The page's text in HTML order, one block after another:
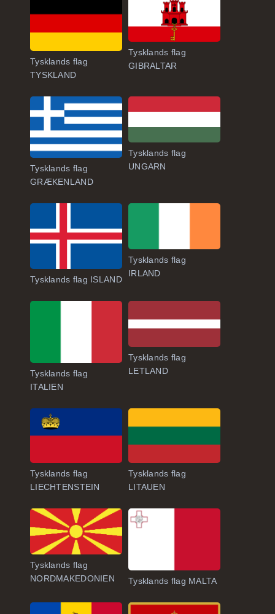
Tysklands flag
TYSKLAND
Tysklands flag
GIBRALTAR
Tysklands flag
GRÆKENLAND
Tysklands flag
UNGARN
Tysklands flag ISLAND
Tysklands flag
IRLAND
Tysklands flag
ITALIEN
Tysklands flag
LETLAND
Tysklands flag
LIECHTENSTEIN
Tysklands flag
LITAUEN
Tysklands flag
NORDMAKEDONIEN
Tysklands flag MALTA